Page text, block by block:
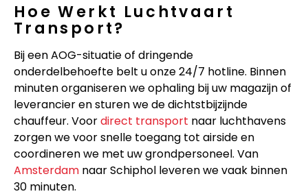
Hoe Werkt Luchtvaart
Transport?
Bij een AOG-situatie of dringende
onderdelbehoefte belt u onze 24/7 hotline. Binnen
minuten organiseren we ophaling bij uw magazijn of
leverancier en sturen we de dichtstbijzijnde
chauffeur. Voordirect transport naar luchthavens
zorgen we voor snelle toegang tot airside en
coordineren we met uw grondpersoneel. Van
Amsterdam naar Schiphol leveren we vaak binnen
30 minuten.